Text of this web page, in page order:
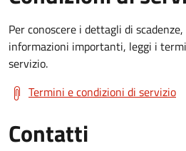
Per conoscere i dettagli di
informazioni importanti, leggi i
servizio.
Termini e condizioni di servizio
Contatti